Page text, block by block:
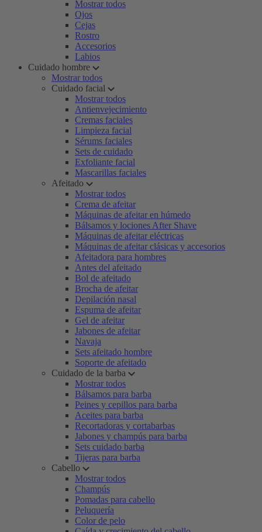
Mostrar todos
Ojos
Cejas
Rostro
Accesorios
Labios
Cuidado hombre
Mostrar todos
Cuidado facial
Mostrar todos
Antienvejecimiento
Cremas faciales
Limpieza facial
Sérums faciales
Sets de cuidado
Exfoliante facial
Mascarillas faciales
Afeitado
Mostrar todos
Crema de afeitar
Máquinas de afeitar en húmedo
Bálsamos y lociones After Shave
Máquinas de afeitar eléctricas
Máquinas de afeitar clásicas y accesorios
Afeitadora para hombres
Antes del afeitado
Bol de afeitado
Brocha de afeitar
Depilación nasal
Espuma de afeitar
Gel de afeitar
Jabones de afeitar
Navaja
Sets afeitado hombre
Soporte de afeitado
Cuidado de la barba
Mostrar todos
Bálsamos para barba
Peines y cepillos para barba
Aceites para barba
Recortadoras y cortabarbas
Jabones y champús para barba
Sets cuidado barba
Tijeras para barba
Cabello
Mostrar todos
Champús
Pomadas para cabello
Peluquería
Color de pelo